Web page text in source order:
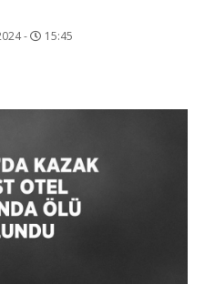
- 15:45